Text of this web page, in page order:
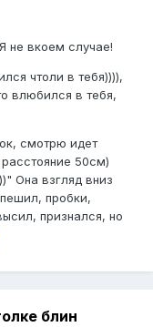
не вкоем случае!
чтоли в тебя)))),
влюбился в тебя,
смотрю идет
50см)
Она взгляд вниз
пробки,
признался, но
блин